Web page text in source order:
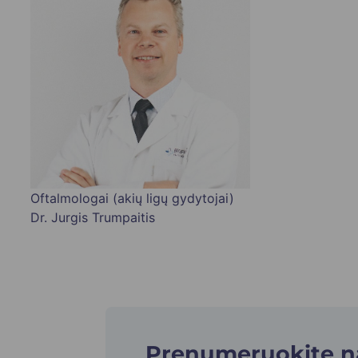
Oftalmologai (akių ligų gydytojai)
Dr. Jurgis Trumpaitis